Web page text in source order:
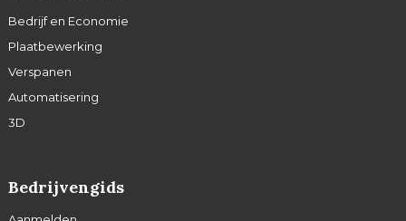
Bedrijf en Economie
Plaatbewerking
Verspanen
Automatisering
3D
Bedrijvengids